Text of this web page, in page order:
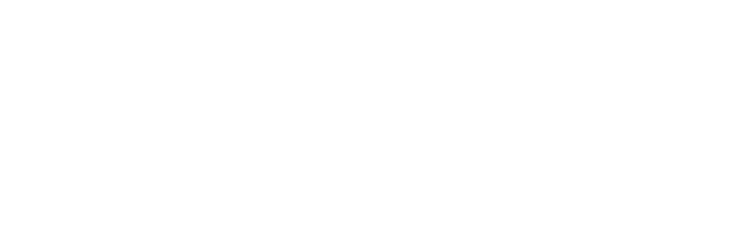
ti aiuterà a trovare il dispositivo più adatto a te.
Global Job Market e trova le posizioni aperte per ogni profilo di carriera.